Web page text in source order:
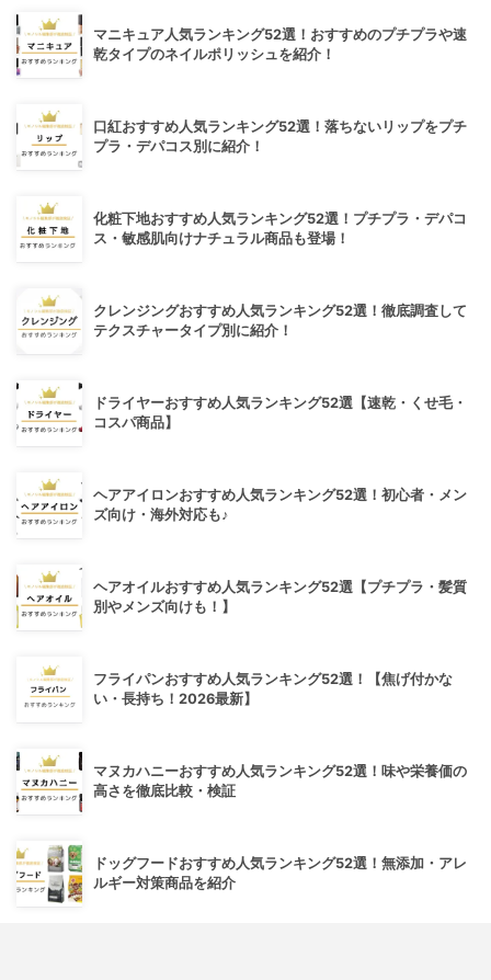
マニキュア人気ランキング52選！おすすめのプチプラや速
乾タイプのネイルポリッシュを紹介！
口紅おすすめ人気ランキング52選！落ちないリップをプチ
プラ・デパコス別に紹介！
化粧下地おすすめ人気ランキング52選！プチプラ・デパコ
ス・敏感肌向けナチュラル商品も登場！
クレンジングおすすめ人気ランキング52選！徹底調査して
テクスチャータイプ別に紹介！
ドライヤーおすすめ人気ランキング52選【速乾・くせ毛・
コスパ商品】
ヘアアイロンおすすめ人気ランキング52選！初心者・メン
ズ向け・海外対応も♪
ヘアオイルおすすめ人気ランキング52選【プチプラ・髪質
別やメンズ向けも！】
フライパンおすすめ人気ランキング52選！【焦げ付かな
い・長持ち！2026最新】
マヌカハニーおすすめ人気ランキング52選！味や栄養価の
高さを徹底比較・検証
ドッグフードおすすめ人気ランキング52選！無添加・アレ
ルギー対策商品を紹介